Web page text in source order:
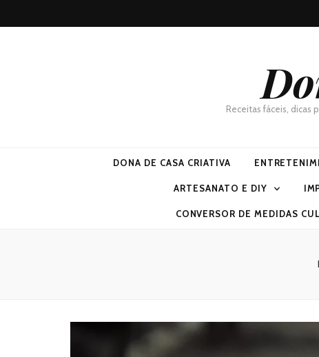
Receitas fáceis, dicas
DONA DE CASA CRIATIVA
ARTESANATO E DIY
CONVERSOR DE MEDIDAS